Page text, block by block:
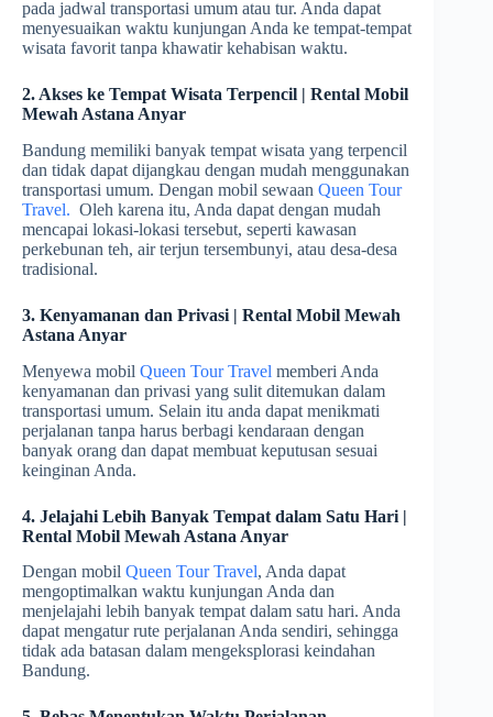
pada jadwal transportasi umum atau tur. Anda dapat
menyesuaikan waktu kunjungan Anda ke tempat-tempat
wisata favorit tanpa khawatir kehabisan waktu.
2. Akses ke Tempat Wisata Terpencil | Rental Mobil
Mewah Astana Anyar
Bandung memiliki banyak tempat wisata yang terpencil
dan tidak dapat dijangkau dengan mudah menggunakan
transportasi umum. Dengan mobil sewaan Queen Tour
Travel. Oleh karena itu, Anda dapat dengan mudah
mencapai lokasi-lokasi tersebut, seperti kawasan
perkebunan teh, air terjun tersembunyi, atau desa-desa
tradisional.
3. Kenyamanan dan Privasi | Rental Mobil Mewah
Astana Anyar
Menyewa mobil Queen Tour Travel memberi Anda
kenyamanan dan privasi yang sulit ditemukan dalam
transportasi umum. Selain itu anda dapat menikmati
perjalanan tanpa harus berbagi kendaraan dengan
banyak orang dan dapat membuat keputusan sesuai
keinginan Anda.
4. Jelajahi Lebih Banyak Tempat dalam Satu Hari |
Rental Mobil Mewah Astana Anyar
Dengan mobil Queen Tour Travel, Anda dapat
mengoptimalkan waktu kunjungan Anda dan
menjelajahi lebih banyak tempat dalam satu hari. Anda
dapat mengatur rute perjalanan Anda sendiri, sehingga
tidak ada batasan dalam mengeksplorasi keindahan
Bandung.